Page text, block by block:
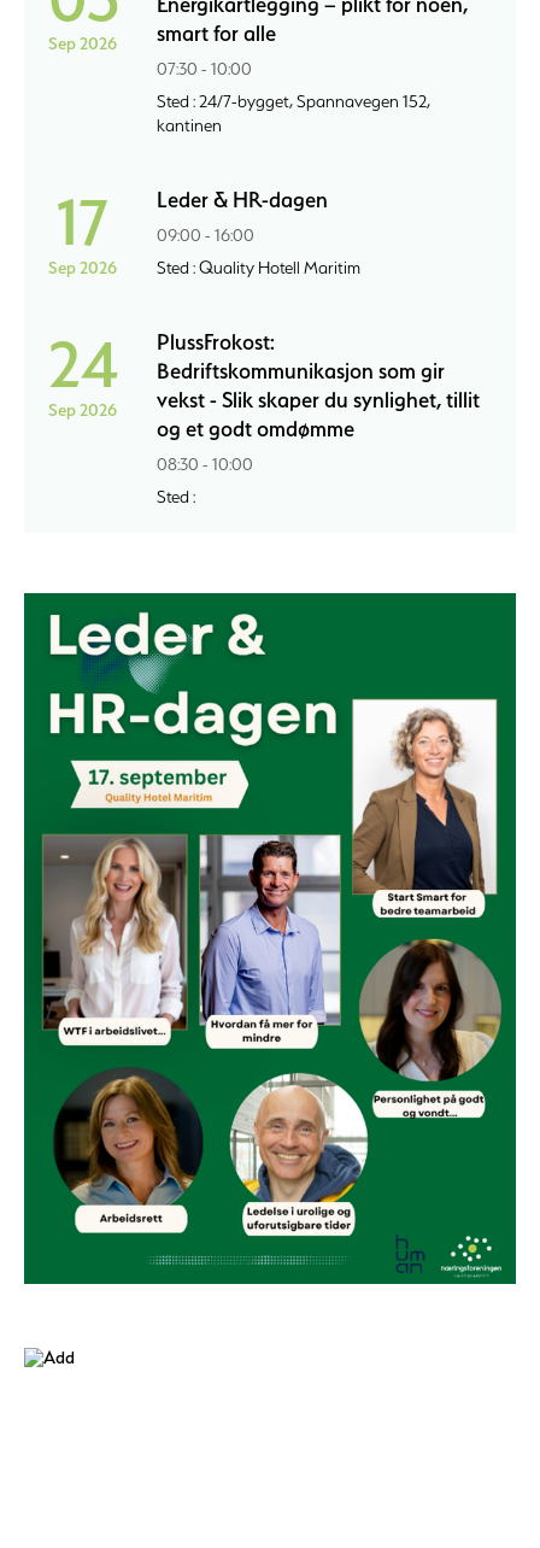
Sep 2026
smart for alle
07:30 - 10:00
Sted : 24/7-bygget, Spannavegen 152,
kantinen
17
Sep 2026
Leder & HR-dagen
09:00 - 16:00
Sted : Quality Hotell Maritim
24
Sep 2026
PlussFrokost:
Bedriftskommunikasjon som gir
vekst - Slik skaper du synlighet, tillit
og et godt omdømme
08:30 - 10:00
Sted :